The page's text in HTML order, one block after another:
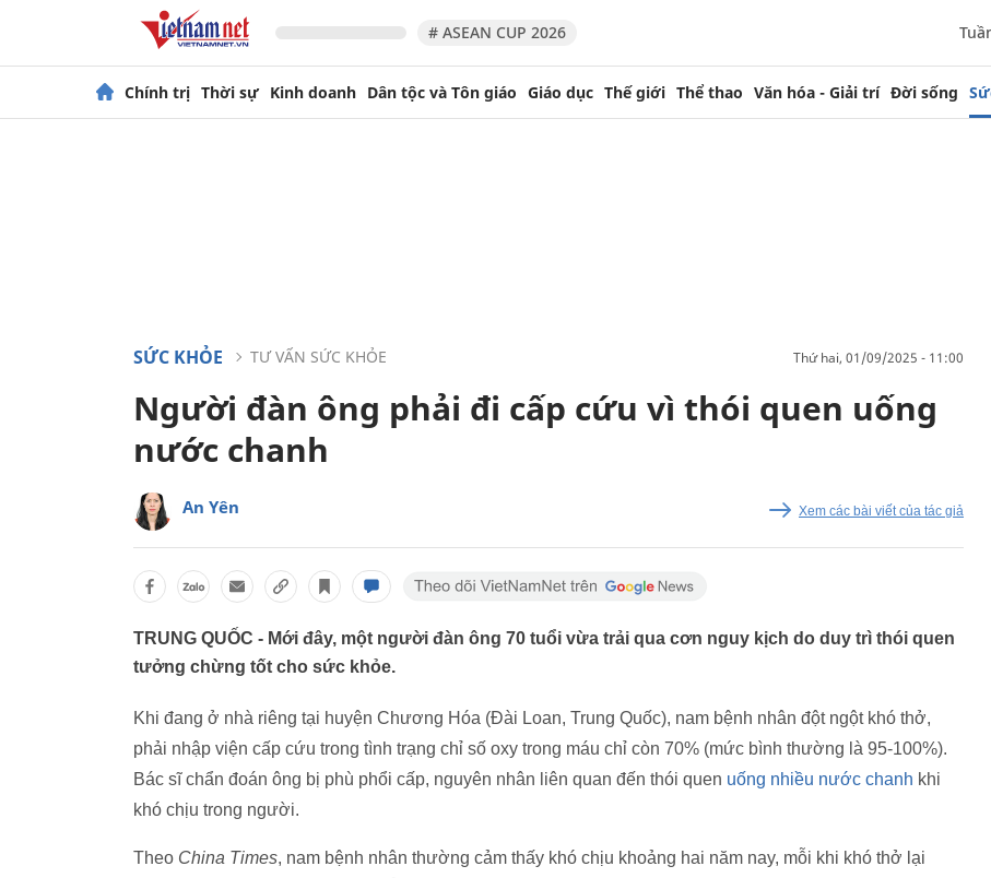
# ASEAN CUP 2026
Chính trị Thời sự Kinh doanh Dân tộc và Tôn giáo Giáo dục Thế giới Thể thao Văn hóa - Giải trí Đời sống
SỨC KHỎE TƯ VẤN SỨC KHỎE thứ hai, 01/09/2025 - 11:00
Người đàn ông phải đi cấp cứu vì thói quen uống
nước chanh
An Yên Xem các bài viết của tác giả
TRUNG QUỐC - Mới đây, một người đàn ông 70 tuổi vừa trải qua cơn nguy kịch do duy trì thói quen
tưởng chừng tốt cho sức khỏe.
Khi đang ở nhà riêng tại huyện Chương Hóa (Đài Loan, Trung Quốc), nam bệnh nhân đột ngột khó thở,
phải nhập viện cấp cứu trong tình trạng chỉ số oxy trong máu chỉ còn 70% (mức bình thường là 95-100%).
Bác sĩ chẩn đoán ông bị phù phổi cấp, nguyên nhân liên quan đến thói quen uống nhiều nước chanh khi
khó chịu trong người.
Theo China Times, nam bệnh nhân thường cảm thấy khó chịu khoảng hai năm nay, mỗi khi khó thở lại